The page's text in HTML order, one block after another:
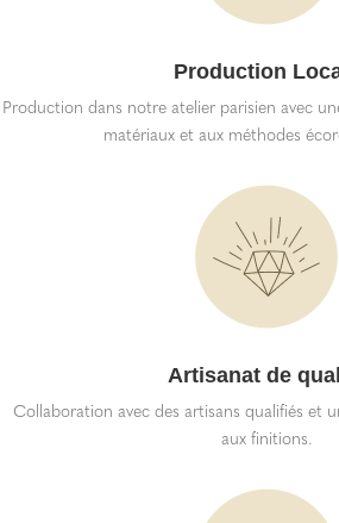
Production
Production dans notre atelier parisien avec
matériaux et aux méthodes
Artisanat de
Collaboration avec des artisans qualifiés et
aux finitions.